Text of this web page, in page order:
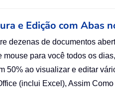
e Edição com Abas
dezenas de documentos
para você todos os
50% ao visualizar e editar
(inclui Excel), Assim